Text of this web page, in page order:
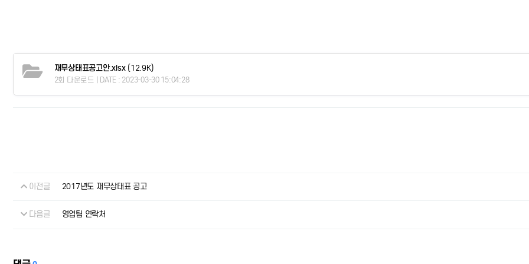
재무상태표공고안.xlsx(12.9K)
2회 다운로드 | DATE : 2023-03-30 15:04:28
이전글 2017년도 재무상태표 공고
다음글 영업팀 연락처